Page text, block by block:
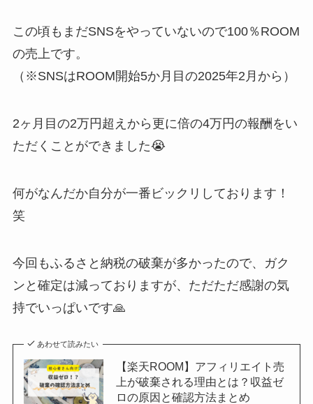
この頃もまだSNSをやっていないので100％ROOM
の売上です。
（※SNSはROOM開始5か月目の2025年2月から）
2ヶ月目の2万円超えから更に倍の4万円の報酬をい
ただくことができました😭
何がなんだか自分が一番ビックリしております！
笑
今回もふるさと納税の破棄が多かったので、ガク
ンと確定は減っておりますが、ただただ感謝の気
持でいっぱいです🙏
あわせて読みたい
【楽天ROOM】アフィリエイト売
上が破棄される理由とは？収益ゼ
ロの原因と確認方法まとめ